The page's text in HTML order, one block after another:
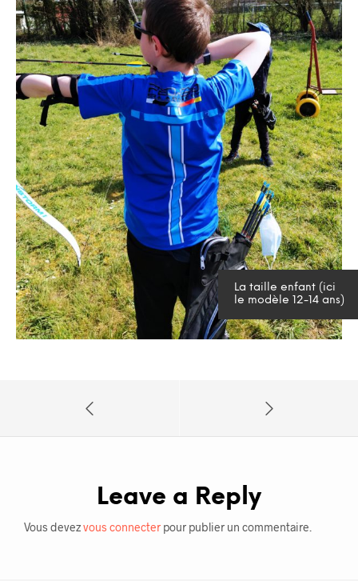
La taille enfant (ici
le modèle 12-14 ans)
Leave a Reply
Vous devezvous connecter pour publier un commentaire.